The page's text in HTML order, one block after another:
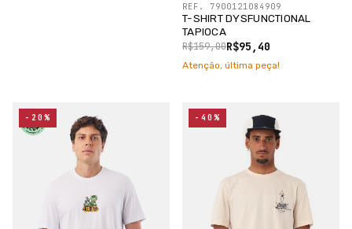
T-SHIRT DYSFUNCTIONAL
TAPIOCA
R$95,40
R$159,00
REF. 7900121084909
Atenção, última peça!
-20% -40%